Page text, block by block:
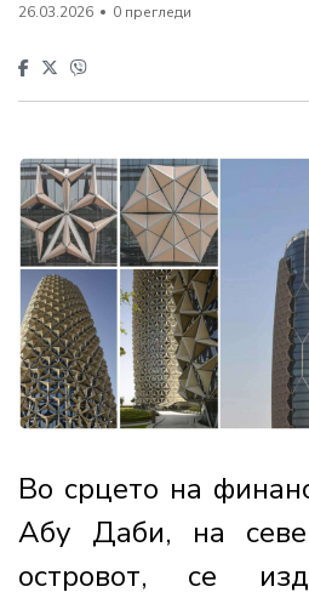
26.03.2026 0 прегледи
Во срцето на
Абу Даби, на
островот, се